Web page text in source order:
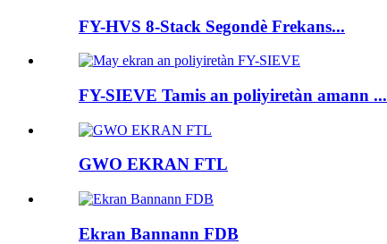
FY-HVS 8-Stack Segondè Frekans...
FY-SIEVE Tamis an poliyiretàn amann ...
GWO EKRAN FTL
Ekran Bannann FDB